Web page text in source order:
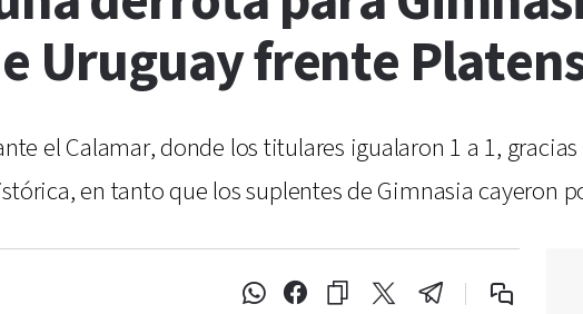
Uruguay frente
el Calamar, donde los titulares igualaron 1 a 1,
en tanto que los suplentes de Gimnasia cayeron